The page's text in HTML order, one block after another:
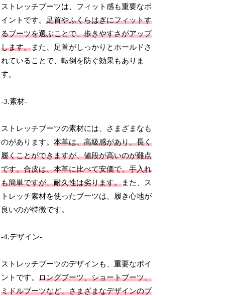
ストレッチブーツは、フィット感も重要なポ
イントです。足首やふくらはぎにフィットす
るブーツを選ぶことで、歩きやすさがアップ
します。また、足首がしっかりとホールドさ
れていることで、転倒を防ぐ効果もありま
す。
-3.素材-
ストレッチブーツの素材には、さまざまなも
のがあります。本革は、高級感があり、長く
履くことができますが、値段が高いのが難点
です。合皮は、本革に比べて安価で、手入れ
も簡単ですが、耐久性は劣ります。また、ス
トレッチ素材を使ったブーツは、履き心地が
良いのが特徴です。
-4.デザイン-
ストレッチブーツのデザインも、重要なポイ
ントです。ロングブーツ、ショートブーツ、
ミドルブーツなど、さまざまなデザインのブ